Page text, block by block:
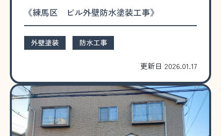
《練馬区 ビル外壁防水塗装工事》
外壁塗装 防水工事
更新日 2026.01.17